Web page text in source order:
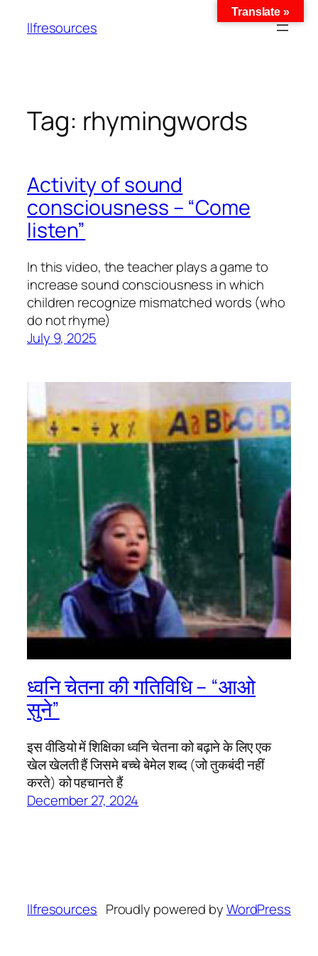
llfresources
Tag: rhymingwords
Activity of sound
consciousness – “Come
listen”
In this video, the teacher plays a game to
increase sound consciousness in which
children recognize mismatched words (who
do not rhyme)
July 9, 2025
ध्वनि चेतना की गतिविधि – “आओ
सुने”
इस वीडियो में शिक्षिका ध्वनि चेतना को बढ़ाने के लिए एक
खेल खेलती हैं जिसमे बच्चे बेमेल शब्द (जो तुकबंदी नहीं
करते) को पहचानते हैं
December 27, 2024
llfresources Proudly powered byWordPress
Translate »